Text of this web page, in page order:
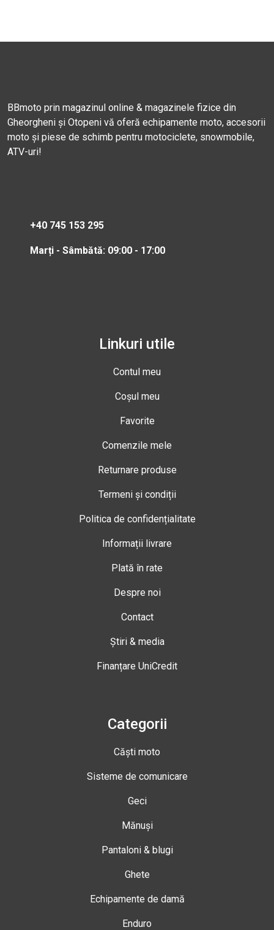
BBmoto prin magazinul online & magazinele fizice din
Gheorgheni și Otopeni vă oferă echipamente moto, accesorii
moto și piese de schimb pentru motociclete, snowmobile,
ATV-uri!
+40 745 153 295
Marți - Sâmbătă: 09:00 - 17:00
Linkuri utile
Contul meu
Coșul meu
Favorite
Comenzile mele
Returnare produse
Termeni și condiții
Politica de confidențialitate
Informații livrare
Plată în rate
Despre noi
Contact
Știri & media
Finanțare UniCredit
Categorii
Căști moto
Sisteme de comunicare
Geci
Mănuși
Pantaloni & blugi
Ghete
Echipamente de damă
Enduro